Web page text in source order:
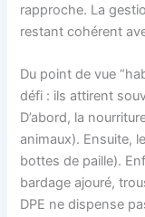
rapproche. La
restant cohérent
Du point de vue
défi : ils attirent
D’abord, la
animaux). Ensuite,
bottes de paille).
bardage ajouré,
DPE ne dispense